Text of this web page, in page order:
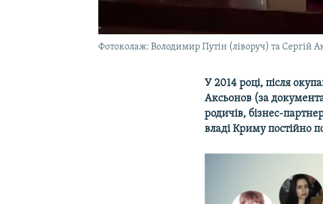
Фотоколаж: Володимир Путін (ліворуч) та Сергій
У 2014 році, після
Аксьонов (за
родичів, бізнес-
владі Криму постійно